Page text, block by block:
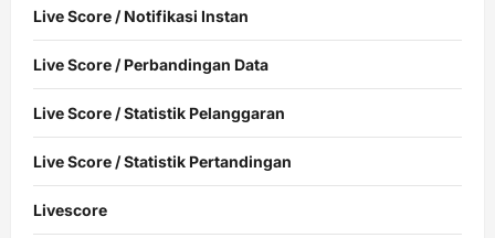
Live Score / Notifikasi Instan
Live Score / Perbandingan Data
Live Score / Statistik Pelanggaran
Live Score / Statistik Pertandingan
Livescore